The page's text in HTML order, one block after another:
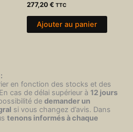
277,20€ TTC
Ajouter au panier
en fonction des stocks et des
cas de délai supérieur à 12 jours
de demander un
si vous changez d’avis. Dans
tenons informés à chaque